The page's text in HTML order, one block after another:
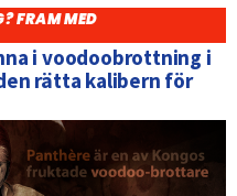
FRAM MED
i voodoobrottning i
rätta kalibern för